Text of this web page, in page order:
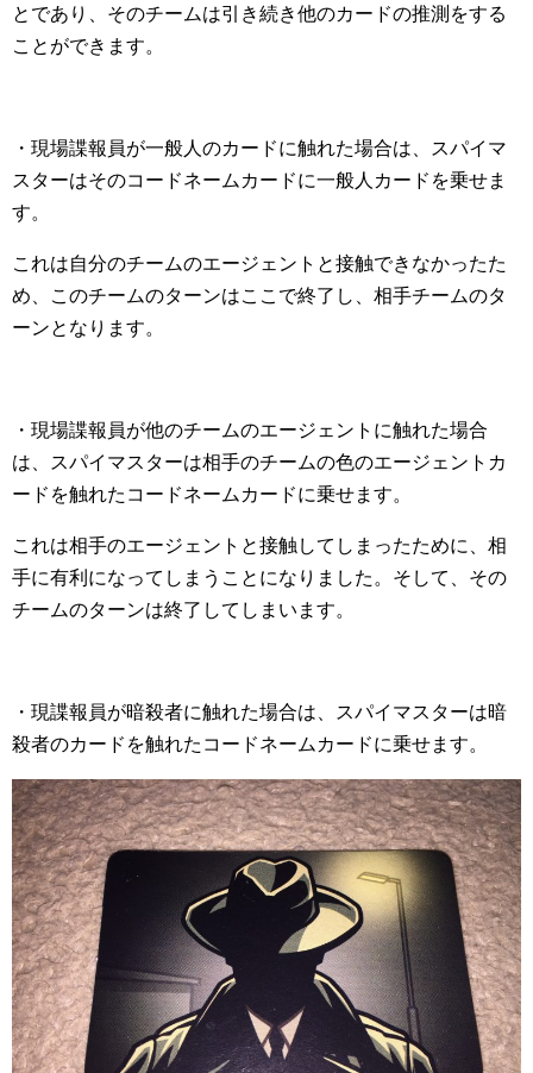
とであり、そのチームは引き続き他のカードの推測をする
ことができます。
・現場諜報員が一般人のカードに触れた場合は、スパイマ
スターはそのコードネームカードに一般人カードを乗せま
す。
これは自分のチームのエージェントと接触できなかったた
め、このチームのターンはここで終了し、相手チームのタ
ーンとなります。
・現場諜報員が他のチームのエージェントに触れた場合
は、スパイマスターは相手のチームの色のエージェントカ
ードを触れたコードネームカードに乗せます。
これは相手のエージェントと接触してしまったために、相
手に有利になってしまうことになりました。そして、その
チームのターンは終了してしまいます。
・現諜報員が暗殺者に触れた場合は、スパイマスターは暗
殺者のカードを触れたコードネームカードに乗せます。